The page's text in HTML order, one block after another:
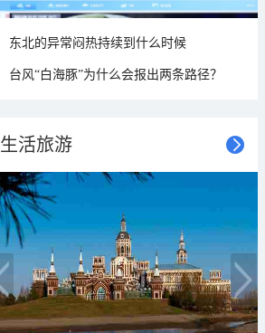
东北的异常闷热持续到什么时候
台风“白海豚”为什么会报出两条路径？
生活旅游